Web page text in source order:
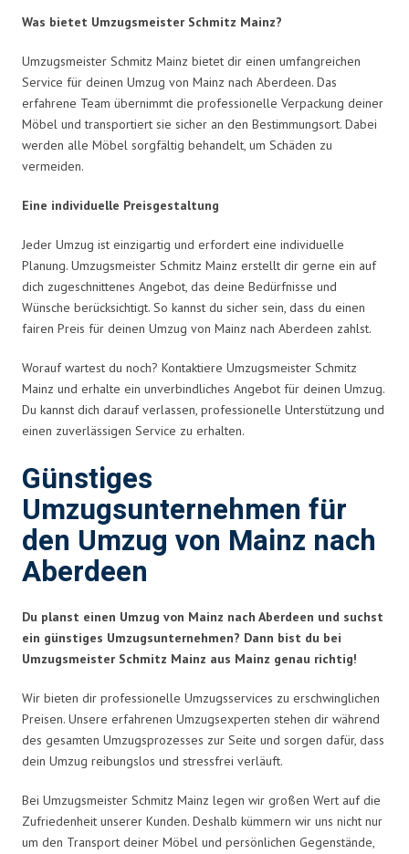
Was bietet Umzugsmeister Schmitz Mainz?
Umzugsmeister Schmitz Mainz bietet dir einen umfangreichen
Service für deinen Umzug von Mainz nach Aberdeen. Das
erfahrene Team übernimmt die professionelle Verpackung deiner
Möbel und transportiert sie sicher an den Bestimmungsort. Dabei
werden alle Möbel sorgfältig behandelt, um Schäden zu
vermeiden.
Eine individuelle Preisgestaltung
Jeder Umzug ist einzigartig und erfordert eine individuelle
Planung. Umzugsmeister Schmitz Mainz erstellt dir gerne ein auf
dich zugeschnittenes Angebot, das deine Bedürfnisse und
Wünsche berücksichtigt. So kannst du sicher sein, dass du einen
fairen Preis für deinen Umzug von Mainz nach Aberdeen zahlst.
Worauf wartest du noch? Kontaktiere Umzugsmeister Schmitz
Mainz und erhalte ein unverbindliches Angebot für deinen Umzug.
Du kannst dich darauf verlassen, professionelle Unterstützung und
einen zuverlässigen Service zu erhalten.
Günstiges
Umzugsunternehmen für
den Umzug von Mainz nach
Aberdeen
Du planst einen Umzug von Mainz nach Aberdeen und suchst
ein günstiges Umzugsunternehmen? Dann bist du bei
Umzugsmeister Schmitz Mainz aus Mainz genau richtig!
Wir bieten dir professionelle Umzugsservices zu erschwinglichen
Preisen. Unsere erfahrenen Umzugsexperten stehen dir während
des gesamten Umzugsprozesses zur Seite und sorgen dafür, dass
dein Umzug reibungslos und stressfrei verläuft.
Bei Umzugsmeister Schmitz Mainz legen wir großen Wert auf die
Zufriedenheit unserer Kunden. Deshalb kümmern wir uns nicht nur
um den Transport deiner Möbel und persönlichen Gegenstände,